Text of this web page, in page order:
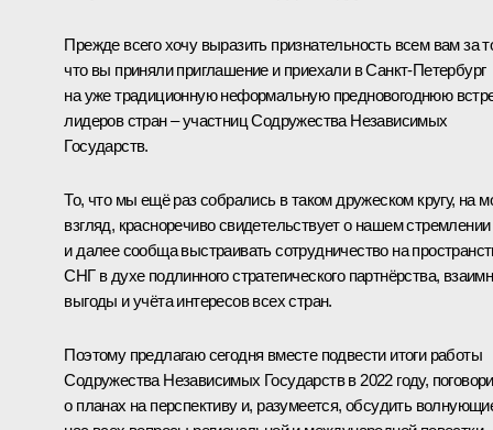
Прежде всего хочу выразить признательность всем вам за
что вы приняли приглашение и приехали в Санкт-Петербург
на уже традиционную неформальную предновогоднюю
лидеров стран – участниц Содружества Независимых
Государств.
То, что мы ещё раз собрались в таком дружеском кругу, на
взгляд, красноречиво свидетельствует о нашем стремлении
и далее сообща выстраивать сотрудничество на
СНГ в духе подлинного стратегического партнёрства,
выгоды и учёта интересов всех стран.
Поэтому предлагаю сегодня вместе подвести итоги работы
Содружества Независимых Государств в 2022 году,
о планах на перспективу и, разумеется, обсудить